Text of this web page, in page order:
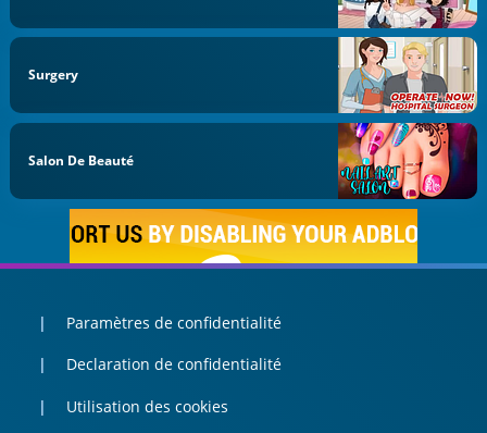
Surgery
Salon De Beauté
Paramètres de confidentialité
Declaration de confidentialité
Utilisation des cookies